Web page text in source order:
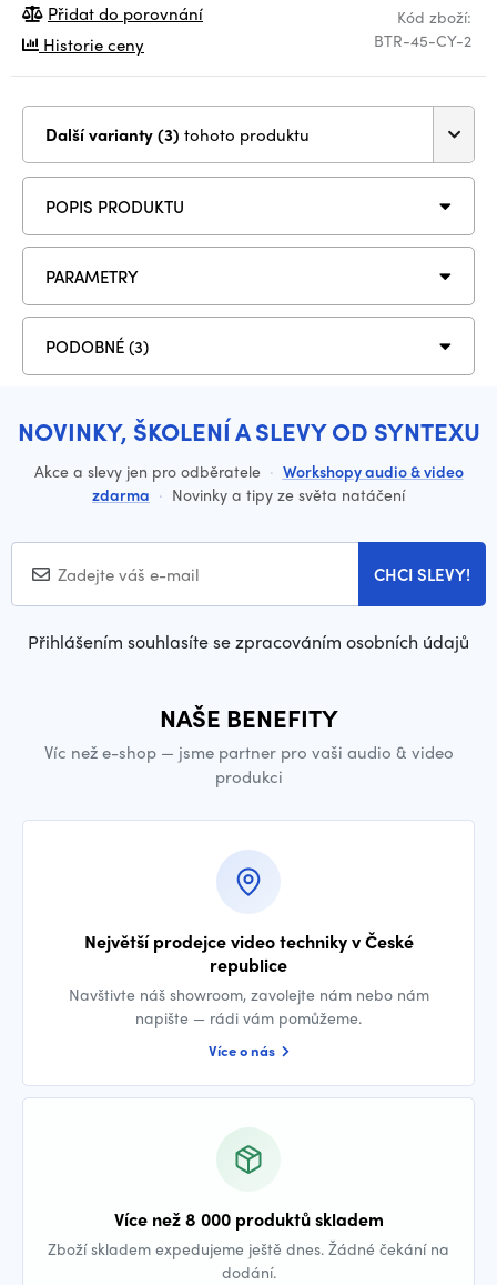
Kód zboží:
BTR-45-CY-2
Přidat do porovnání
Historie ceny
Další varianty (3) tohoto produktu
POPIS PRODUKTU
PARAMETRY
PODOBNÉ (3)
NOVINKY, ŠKOLENÍ A SLEVY OD SYNTEXU
Akce a slevy jen pro odběratele · Workshopy audio & video
zdarma · Novinky a tipy ze světa natáčení
CHCI SLEVY!
Přihlášením souhlasíte se zpracováním osobních údajů
NAŠE BENEFITY
Víc než e-shop — jsme partner pro vaši audio & video
produkci
Největší prodejce video techniky v České
republice
Navštivte náš showroom, zavolejte nám nebo nám
napište — rádi vám pomůžeme.
Více o nás
Více než 8 000 produktů skladem
Zboží skladem expedujeme ještě dnes. Žádné čekání na
dodání.